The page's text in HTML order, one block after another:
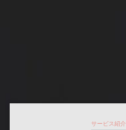
サービス紹介